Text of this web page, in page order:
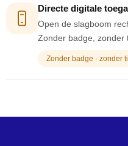
Directe digitale
Open de slagboom
Zonder badge, zonder
Zonder badge · zonder